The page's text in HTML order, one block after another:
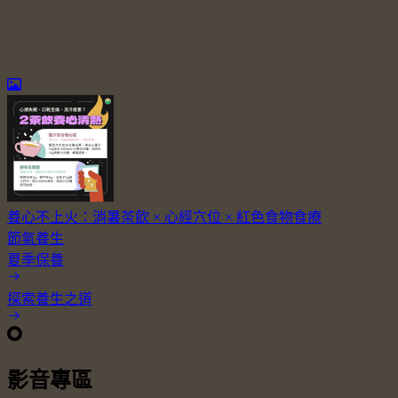
養心不上火：消暑茶飲 × 心經穴位 × 紅色食物食療
節氣養生
夏季保養
探索養生之道
影音專區